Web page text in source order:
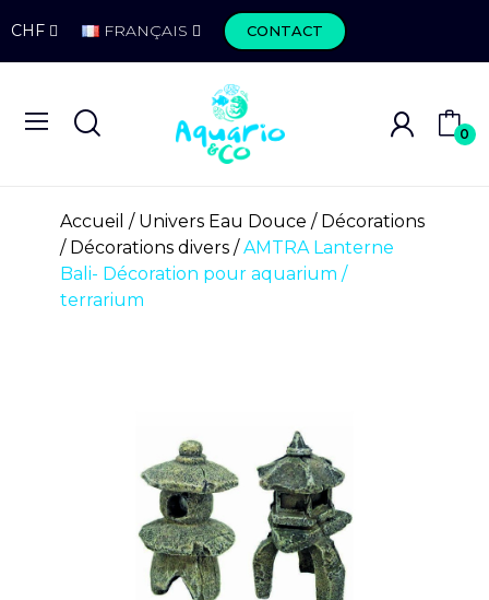
CHF FRANÇAIS CONTACT
0
Accueil Univers Eau Douce
Décorations
Décorations divers
AMTRA Lanterne
Bali- Décoration pour aquarium /
terrarium